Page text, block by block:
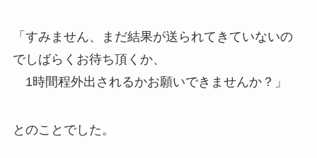
「すみません、まだ結果が送られてきていないの
でしばらくお待ち頂くか、
1時間程外出されるかお願いできませんか？」
とのことでした。